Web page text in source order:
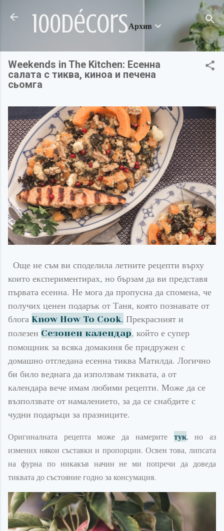
Пропускане към основното съдържание
100décorsАрхив
Weekends in The Kitchen: Есенна
салата с тиква, киноа и печена
сьомга
Още не съм ви споделила летните рецепти върху
които експериментирах, но бързам да ви представя
първата есенна. Не мога да пропусна да спомена, че
получих ценен подарък от Таня, която познавате от
блога Know How To Cook. Прекрасният и
полезен Сезонен календар, който е супер
помощник за всяка домакиня бе придружен с
домашно отгледана есенна тиква Матилда. Логично
би било веднага да използвам тиквата, а от
календара вече имам любими рецепти. Може да се
възползвате от намалението, за да се снабдите с
чудни подаръци за празниците.
Оригиналната рецепта може да намерите тук, но аз
измених някои съставки и пропорции. Освен това, липсата
на фурна по никакъв начин не ми попречи да доведа
тиквата до състояние годно за консумация.